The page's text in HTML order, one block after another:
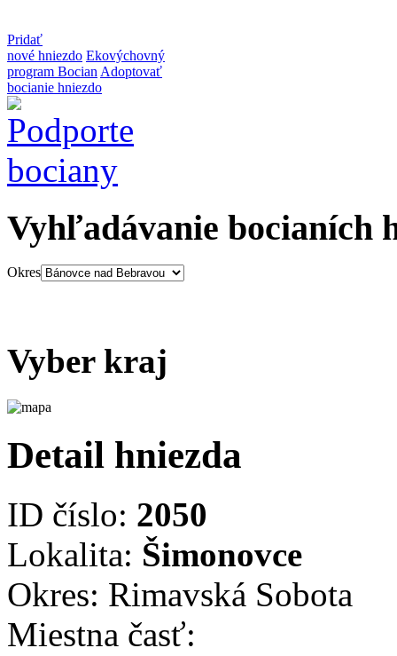
Pridať
nové hniezdo Ekovýchovný
program Bocian Adoptovať
bocianie hniezdo
Vyhľadávanie bocianích
Okres
Vyber kraj
Detail hniezda
ID číslo: 2050
Lokalita: Šimonovce
Okres: Rimavská Sobota
Miestna časť: